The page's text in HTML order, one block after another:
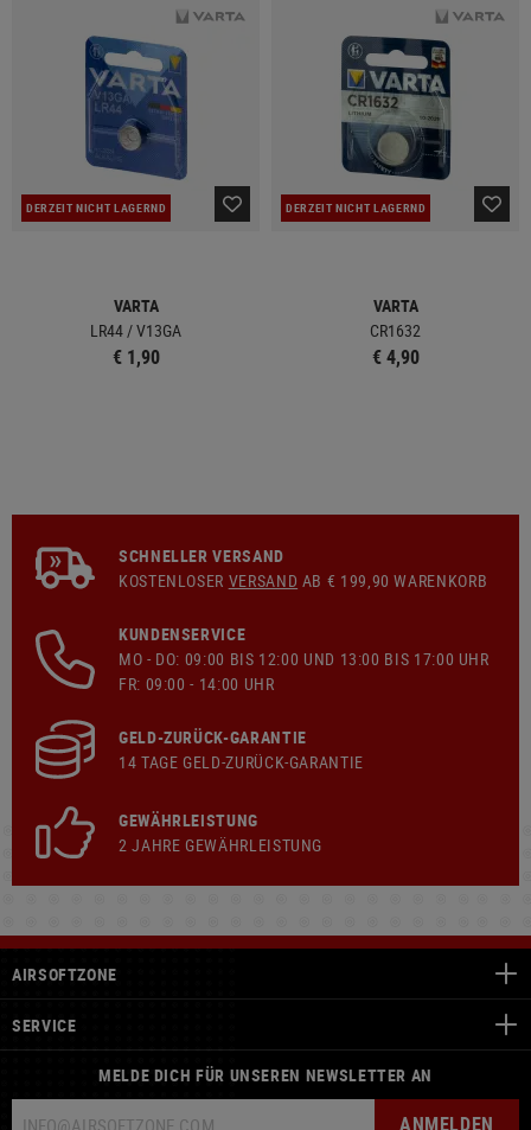
DERZEIT NICHT LAGERND
VARTA
LR44 / V13GA
€ 1,90
DERZEIT NICHT LAGERND
VARTA
CR1632
€ 4,90
SCHNELLER VERSAND
KOSTENLOSER VERSAND AB € 199,90 WARENKORB
KUNDENSERVICE
MO - DO: 09:00 BIS 12:00 UND 13:00 BIS 17:00 UHR
FR: 09:00 - 14:00 UHR
GELD-ZURÜCK-GARANTIE
14 TAGE GELD-ZURÜCK-GARANTIE
GEWÄHRLEISTUNG
2 JAHRE GEWÄHRLEISTUNG
AIRSOFTZONE
SERVICE
MELDE DICH FÜR UNSEREN NEWSLETTER AN
ANMELDEN